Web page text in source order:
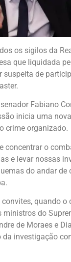
os sigilos da
que liquidada
suspeita de
Fabiano
inicia uma
crime organizado.
concentrar o
e levar nossas
do andar de
quando o
ministros do
de Moraes e
investigação